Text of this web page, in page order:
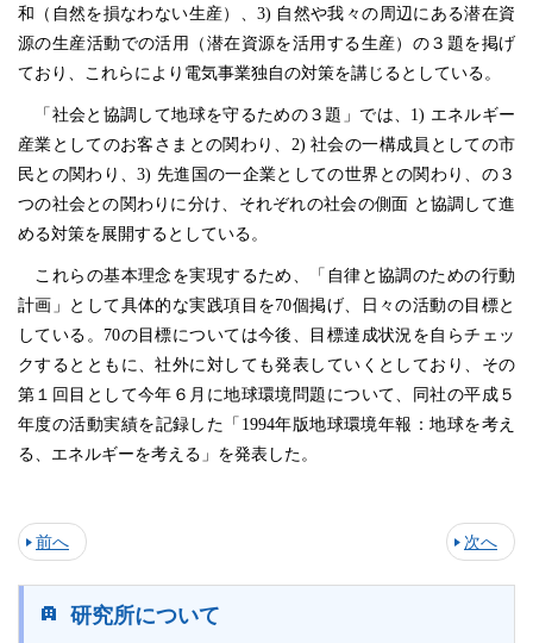
和（自然を損なわない生産）、3) 自然や我々の周辺にある潜在資
源の生産活動での活用（潜在資源を活用する生産）の３題を掲げ
ており、これらにより電気事業独自の対策を講じるとしている。
「社会と協調して地球を守るための３題」では、1) エネルギー
産業としてのお客さまとの関わり、2) 社会の一構成員としての市
民との関わり、3) 先進国の一企業としての世界との関わり、の３
つの社会との関わりに分け、それぞれの社会の側面 と協調して進
める対策を展開するとしている。
これらの基本理念を実現するため、「自律と協調のための行動
計画」として具体的な実践項目を70個掲げ、日々の活動の目標と
している。70の目標については今後、目標達成状況を自らチェッ
クするとともに、社外に対しても発表していくとしており、その
第１回目として今年６月に地球環境問題について、同社の平成５
年度の活動実績を記録した「1994年版地球環境年報：地球を考え
る、エネルギーを考える」を発表した。
前へ 次へ
研究所について